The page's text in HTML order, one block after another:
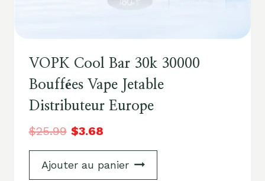
VOPK Cool Bar 30k 30000
Bouffées Vape Jetable
Distributeur Europe
$25.99 $3.68
Ajouter au panier